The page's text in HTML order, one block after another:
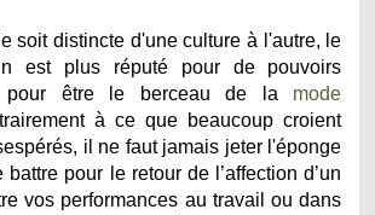
soit distincte d'une culture à l'autre, le
est plus réputé pour de pouvoirs
pour être le berceau de la mode
à ce que beaucoup croient
il ne faut jamais jeter l'éponge
pour le retour de l’affection d’un
vos performances au travail ou dans